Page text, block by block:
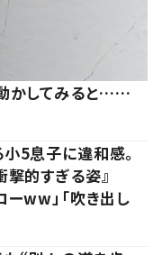
かしてみると……
5息子に違和感。
的すぎる姿』
ww」「吹き出し